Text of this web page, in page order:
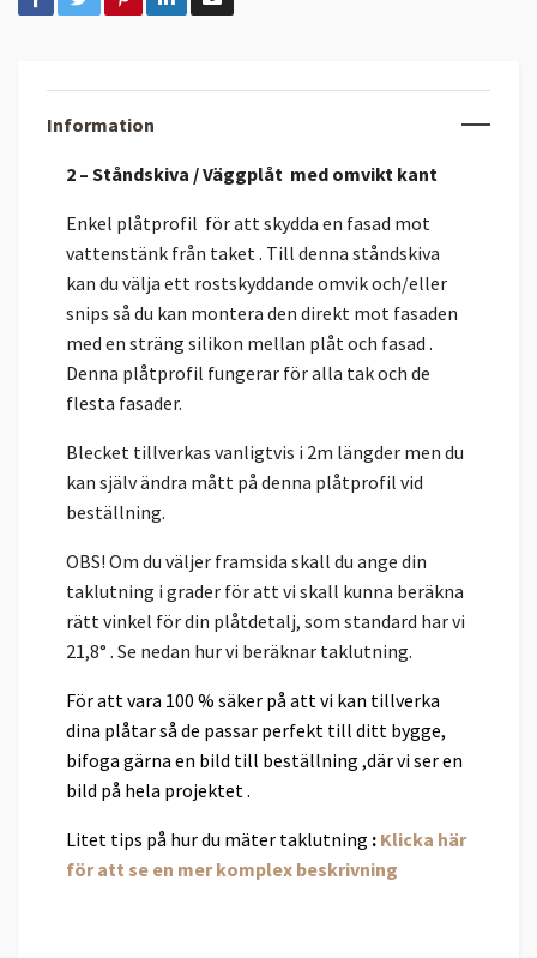
Information
2 – Ståndskiva / Väggplåt med omvikt kant
Enkel plåtprofil för att skydda en fasad mot
vattenstänk från taket . Till denna ståndskiva
kan du välja ett rostskyddande omvik och/eller
snips så du kan montera den direkt mot fasaden
med en sträng silikon mellan plåt och fasad .
Denna plåtprofil fungerar för alla tak och de
flesta fasader.
Blecket tillverkas vanligtvis i 2m längder men du
kan själv ändra mått på denna plåtprofil vid
beställning.
OBS! Om du väljer framsida skall du ange din
taklutning i grader för att vi skall kunna beräkna
rätt vinkel för din plåtdetalj, som standard har vi
21,8° . Se nedan hur vi beräknar taklutning.
För att vara 100 % säker på att vi kan tillverka
dina plåtar så de passar perfekt till ditt bygge,
bifoga gärna en bild till beställning ,där vi ser en
bild på hela projektet .
Litet tips på hur du mäter taklutning : Klicka här
för att se en mer komplex beskrivning